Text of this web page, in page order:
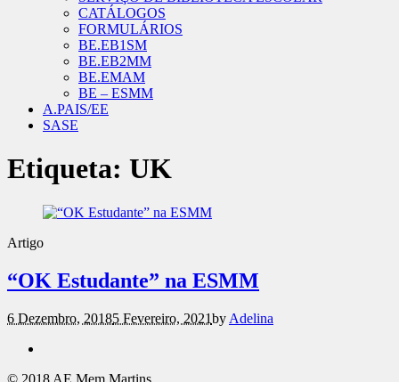
CATÁLOGOS
FORMULÁRIOS
BE.EB1SM
BE.EB2MM
BE.EMAM
BE – ESMM
A.PAIS/EE
SASE
Etiqueta: UK
Artigo
“OK Estudante” na ESMM
6 Dezembro, 20185 Fevereiro, 2021by Adelina
© 2018 AE Mem Martins